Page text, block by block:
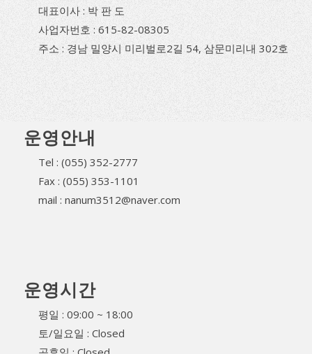
대표이사 : 박 판 도
사업자번호 : 615-82-08305
주소 : 경남 밀양시 미리벌로2길 54, 삼문미리내 302호
운영안내
Tel : (055) 352-2777
Fax : (055) 353-1101
mail : nanum3512@naver.com
운영시간
평일 : 09:00 ~ 18:00
토/일요일 : Closed